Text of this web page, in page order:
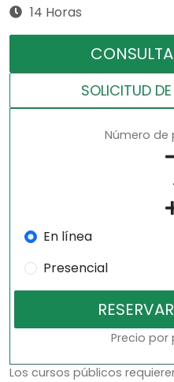
14 Horas
SOLICITUD
Número de
En línea
Presencial
Precio
Los cursos públicos